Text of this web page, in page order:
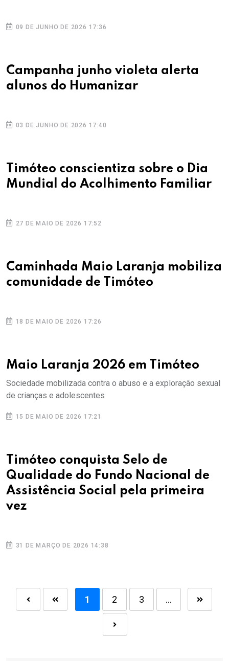
09 DE JUNHO DE 2026 17:36
Campanha junho violeta alerta
alunos do Humanizar
03 DE JUNHO DE 2026 17:40
Timóteo conscientiza sobre o Dia
Mundial do Acolhimento Familiar
27 DE MAIO DE 2026 17:52
Caminhada Maio Laranja mobiliza
comunidade de Timóteo
18 DE MAIO DE 2026 17:26
Maio Laranja 2026 em Timóteo
Sociedade mobilizada contra o abuso e a exploração sexual
de crianças e adolescentes
15 DE MAIO DE 2026 17:21
Timóteo conquista Selo de
Qualidade do Fundo Nacional de
Assistência Social pela primeira
vez
31 DE MARÇO DE 2026 14:38
1 2 3 ...